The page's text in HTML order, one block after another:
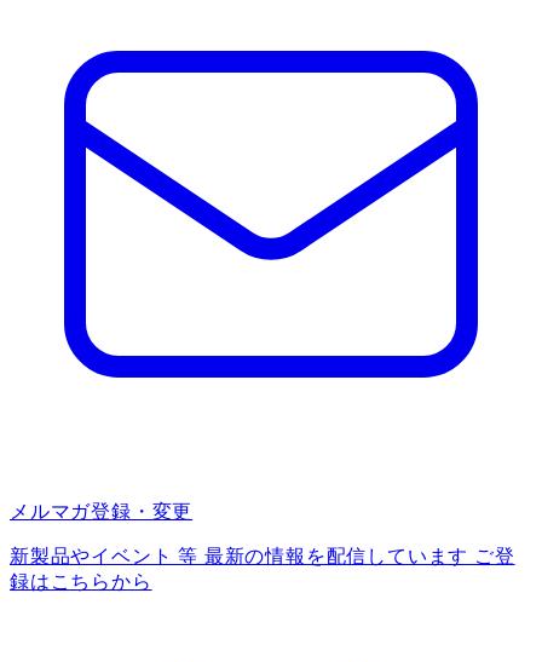
メルマガ登録・変更
新製品やイベント 等 最新の情報を配信しています ご登
録はこちらから